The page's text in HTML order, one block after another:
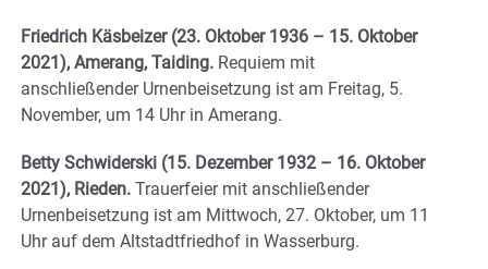
Friedrich Käsbeizer (23. Oktober 1936 – 15. Oktober
2021), Amerang, Taiding. Requiem mit
anschließender Urnenbeisetzung ist am Freitag, 5.
November, um 14 Uhr in Amerang.
Betty Schwiderski (15. Dezember 1932 – 16. Oktober
2021), Rieden. Trauerfeier mit anschließender
Urnenbeisetzung ist am Mittwoch, 27. Oktober, um 11
Uhr auf dem Altstadtfriedhof in Wasserburg.